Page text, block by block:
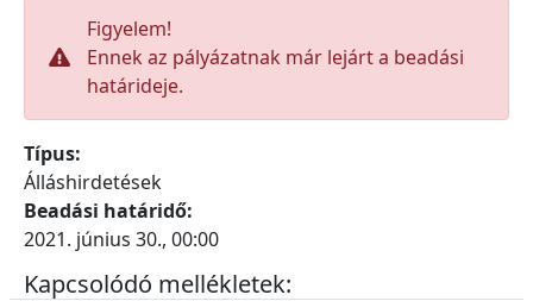
Figyelem!
Ennek az pályázatnak már lejárt a beadási
határideje.
Típus:
Álláshirdetések
Beadási határidő:
2021. június 30., 00:00
Kapcsolódó mellékletek: